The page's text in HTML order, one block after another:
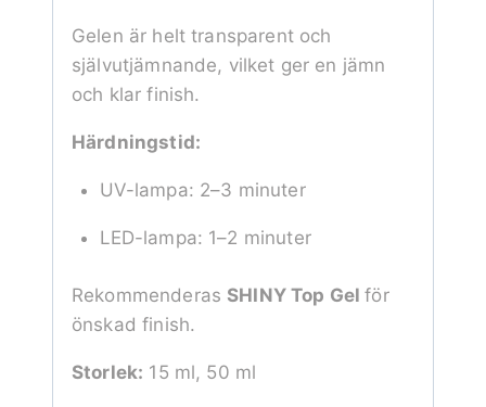
Gelen är helt transparent och
självutjämnande, vilket ger en jämn
och klar finish.
Härdningstid:
UV-lampa: 2–3 minuter
LED-lampa: 1–2 minuter
Rekommenderas SHINY Top Gelför
önskad finish.
Storlek: 15 ml, 50 ml